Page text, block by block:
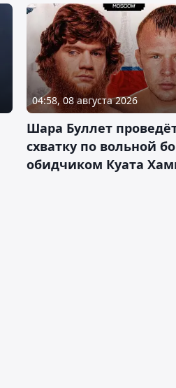
04:58, 08 августа 2026
Шара Буллет
схватку по вольной
обидчиком Куата